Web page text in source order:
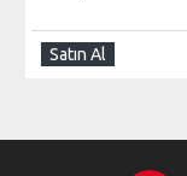
Satın Al